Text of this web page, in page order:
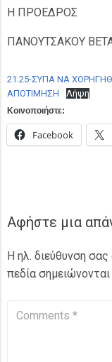
Η ΠΡΟΕΔΡΟΣ
ΠΑΝΟΥΤΣΑΚΟΥ
21.25-ΣΥΠΑ ΝΑ
ΑΠΟΤΙΜΗΣΗ
Λήψη
Κοινοποιήστε:
Facebook
Αφήστε μια
Η ηλ. διεύθυνση σας
πεδία